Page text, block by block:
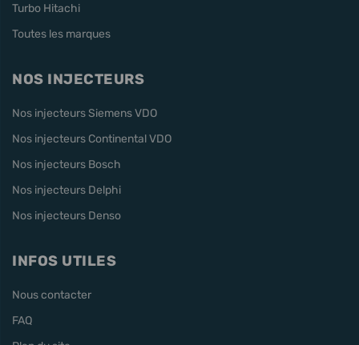
Turbo Hitachi
Toutes les marques
NOS INJECTEURS
Nos injecteurs Siemens VDO
Nos injecteurs Continental VDO
Nos injecteurs Bosch
Nos injecteurs Delphi
Nos injecteurs Denso
INFOS UTILES
Nous contacter
FAQ